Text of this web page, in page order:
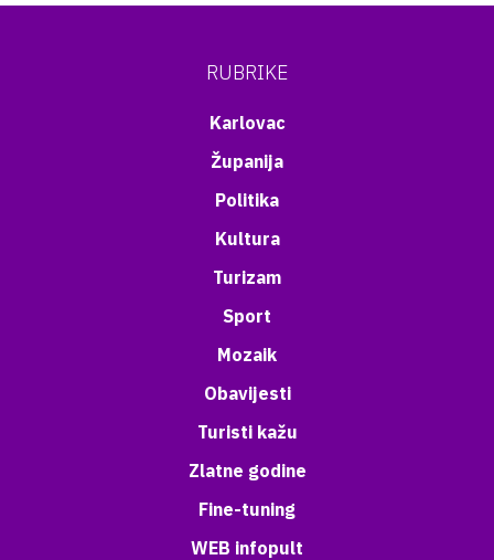
RUBRIKE
Karlovac
Županija
Politika
Kultura
Turizam
Sport
Mozaik
Obavijesti
Turisti kažu
Zlatne godine
Fine-tuning
WEB infopult